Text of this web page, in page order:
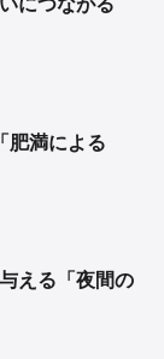
肥満による
える「夜間の